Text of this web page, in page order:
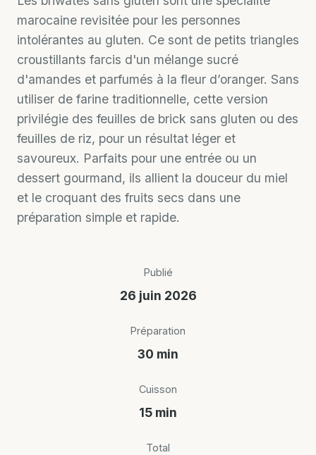
marocaine revisitée pour les personnes
intolérantes au gluten. Ce sont de petits triangles
croustillants farcis d'un mélange sucré
d'amandes et parfumés à la fleur d’oranger. Sans
utiliser de farine traditionnelle, cette version
privilégie des feuilles de brick sans gluten ou des
feuilles de riz, pour un résultat léger et
savoureux. Parfaits pour une entrée ou un
dessert gourmand, ils allient la douceur du miel
et le croquant des fruits secs dans une
préparation simple et rapide.
Publié
26 juin 2026
Préparation
30 min
Cuisson
15 min
Total